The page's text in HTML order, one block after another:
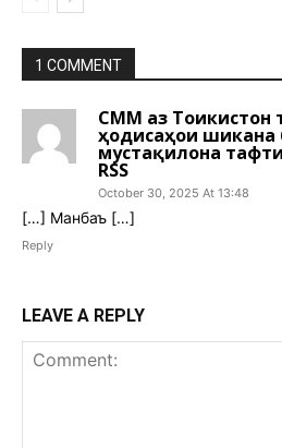
1 COMMENT
СММ аз Тоҷикистон
ҳодисаҳои
мустақилона
RSS
October 30, 2025 At 13:48
[…] Манбаъ […]
Reply
LEAVE A REPLY